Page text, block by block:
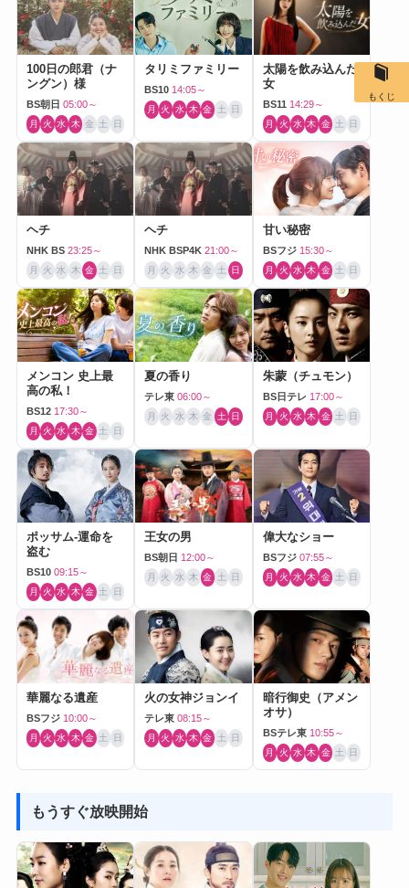
100日の郎君（ナ
ングン）様
BS朝日 05:00～
月 火 水 木 金 土 日
タリミファミリー
BS10 14:05～
月 火 水 木 金 土 日
太陽を飲み込んだ
女
BS11 14:29～
月 火 水 木 金 土 日
ヘチ
NHK BS 23:25～
月 火 水 木 金 土 日
ヘチ
NHK BSP4K 21:00～
月 火 水 木 金 土 日
甘い秘密
BSフジ 15:30～
月 火 水 木 金 土 日
メンコン 史上最
高の私！
BS12 17:30～
月 火 水 木 金 土 日
夏の香り
テレ東 06:00～
月 火 水 木 金 土 日
朱蒙（チュモン）
BS日テレ 17:00～
月 火 水 木 金 土 日
ポッサム-運命を
盗む
BS10 09:15～
月 火 水 木 金 土 日
王女の男
BS朝日 12:00～
月 火 水 木 金 土 日
偉大なショー
BSフジ 07:55～
月 火 水 木 金 土 日
華麗なる遺産
BSフジ 10:00～
月 火 水 木 金 土 日
火の女神ジョンイ
テレ東 08:15～
月 火 水 木 金 土 日
暗行御史（アメン
オサ）
BSテレ東 10:55～
月 火 水 木 金 土 日
もうすぐ放映開始
もくじ